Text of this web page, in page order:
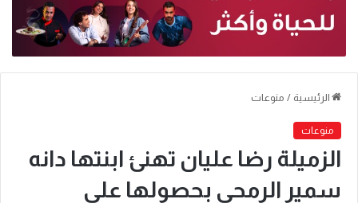
الرئيسية / منوعات
منوعات
الزميلة رضا عليان تهنئ ابنتها دانه
سمير الرمحي بحصولها على